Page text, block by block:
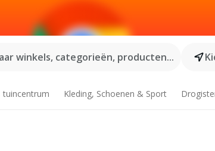
winkels, categorieën, producten...
tuincentrum Kleding, Schoenen & Sport